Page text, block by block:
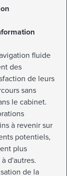
fluide
des
de leurs
sans
le cabinet.
à revenir sur
potentiels,
plus
d'autres.
de la